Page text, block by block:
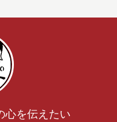
心を伝えたい